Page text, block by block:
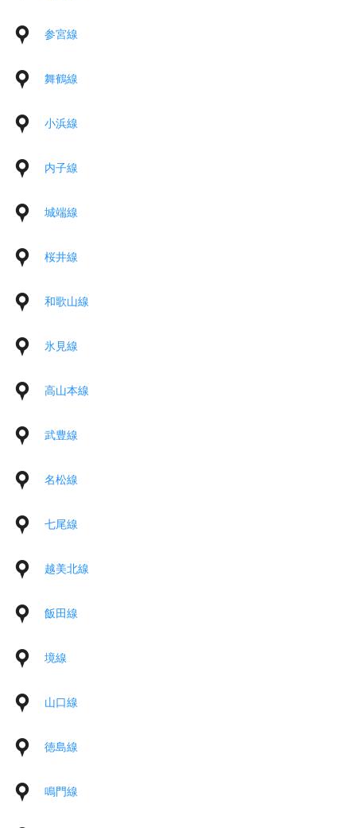
参宮線
舞鶴線
小浜線
内子線
城端線
桜井線
和歌山線
氷見線
高山本線
武豊線
名松線
七尾線
越美北線
飯田線
境線
山口線
徳島線
鳴門線